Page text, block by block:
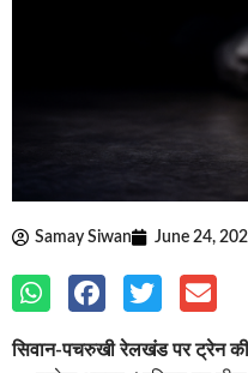
Samay Siwan June 24,
सिवान-पचरुखी रेलखंड पर ट्रेन